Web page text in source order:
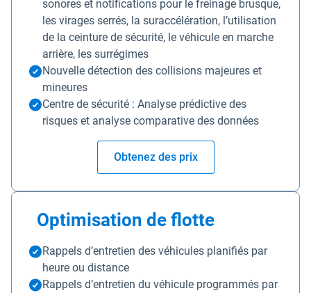
sonores et notifications pour le freinage brusque,
les virages serrés, la suraccélération, l’utilisation
de la ceinture de sécurité, le véhicule en marche
arrière, les surrégimes
Nouvelle détection des collisions majeures et
mineures
Centre de sécurité : Analyse prédictive des
risques et analyse comparative des données
Obtenez des prix
Optimisation de flotte
Rappels d’entretien des véhicules planifiés par
heure ou distance
Rappels d’entretien du véhicule programmés par